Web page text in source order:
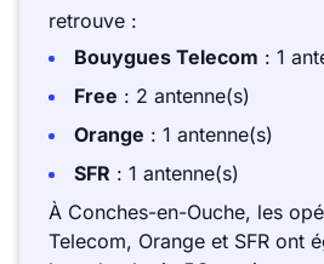
retrouve :
Bouygues Telecom : 1
Free : 2 antenne(s)
Orange : 1 antenne(s)
SFR : 1 antenne(s)
À Conches-en-Ouche, les
Telecom, Orange et SFR ont